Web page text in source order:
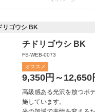
リゴウシ BK
チドリゴウシ BK
FS-WEB-0073
オススメ
9,350円～12,650
高級感ある光沢を放つボ
施しています。